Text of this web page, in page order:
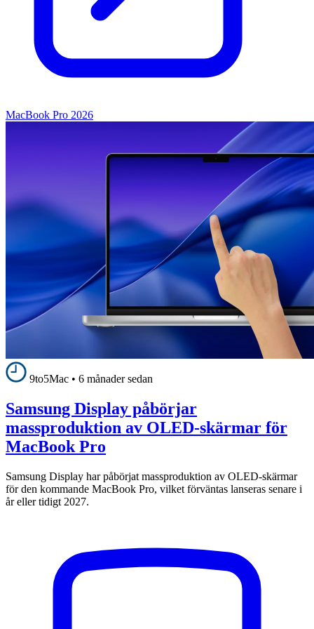
MacBook Pro 2026
9to5Mac • 6 månader sedan
Samsung Display påbörjar
massproduktion av OLED-skärmar för
MacBook Pro
Samsung Display har påbörjat massproduktion av OLED-skärmar
för den kommande MacBook Pro, vilket förväntas lanseras senare i
år eller tidigt 2027.